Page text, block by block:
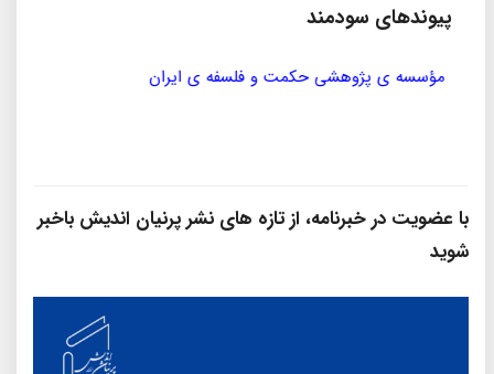
پیوندهای سودمند
مؤسسه ی پژوهشی حکمت و فلسفه ی ایران
با عضویت در خبرنامه، از تازه‌ های نشر پرنیان‌ اندیش باخبر
شوید